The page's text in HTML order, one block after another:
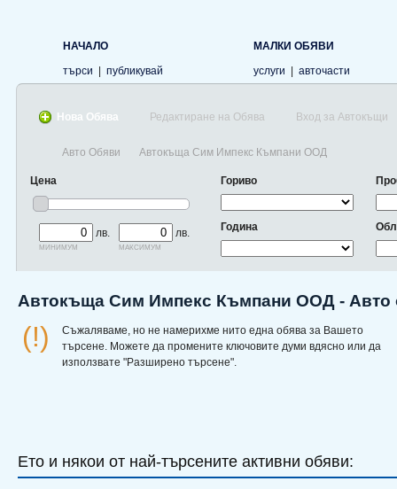
НАЧАЛО
търси
публикувай
МАЛКИ ОБЯВИ
услуги
авточасти
Нова Обява Редактиране на Обява Вход за Автокъщи
Авто Обяви Автокъща Сим Импекс Къмпани ООД
Цена
лв.
минимум
лв.
максимум
Гориво
Година
Автокъща Сим Импекс Къмпани ООД - Авто
(!)
Съжаляваме, но не намерихме нито една обява за Вашето
търсене. Можете да промените ключовите думи вдясно или да
използвате "Разширено търсене".
Ето и някои от най-търсените активни обяви: